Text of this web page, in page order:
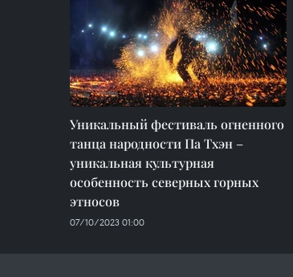
Уникальный фестиваль огненного
танца народности Па Тхэн –
уникальная культурная
особенность северных горных
этносов
07/10/2023 01:00